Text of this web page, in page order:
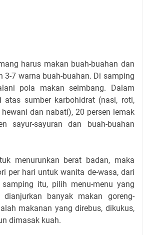
harus makan buah-buahan dan
3-7 warna buah-buahan. Di samping
pola makan seimbang. Dalam
sumber karbohidrat (nasi, roti,
dan nabati), 20 persen lemak
sayur-sayuran dan buah-buahan
menurunkan berat badan, maka
per hari untuk wanita de-wasa, dari
itu, pilih menu-menu yang
banyak makan goreng-
makanan yang direbus, dikukus,
dimasak kuah.